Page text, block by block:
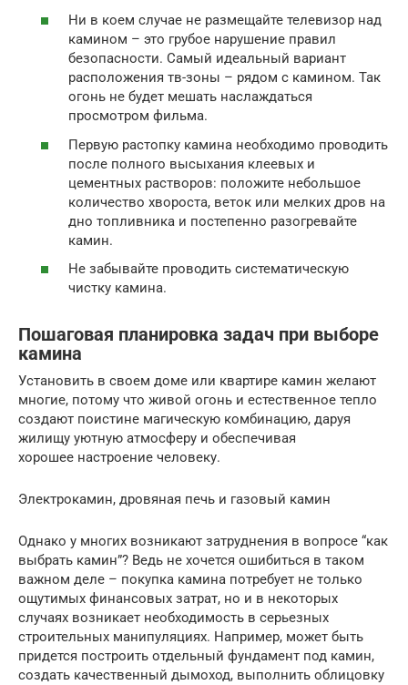
Ни в коем случае не размещайте телевизор над
камином – это грубое нарушение правил
безопасности. Самый идеальный вариант
расположения тв-зоны – рядом с камином. Так
огонь не будет мешать наслаждаться
просмотром фильма.
Первую растопку камина необходимо проводить
после полного высыхания клеевых и
цементных растворов: положите небольшое
количество хвороста, веток или мелких дров на
дно топливника и постепенно разогревайте
камин.
Не забывайте проводить систематическую
чистку камина.
Пошаговая планировка задач при выборе
камина
Установить в своем доме или квартире камин желают
многие, потому что живой огонь и естественное тепло
создают поистине магическую комбинацию, даруя
жилищу уютную атмосферу и обеспечивая
хорошее настроение человеку.
Электрокамин, дровяная печь и газовый камин
Однако у многих возникают затруднения в вопросе “как
выбрать камин”? Ведь не хочется ошибиться в таком
важном деле – покупка камина потребует не только
ощутимых финансовых затрат, но и в некоторых
случаях возникает необходимость в серьезных
строительных манипуляциях. Например, может быть
придется построить отдельный фундамент под камин,
создать качественный дымоход, выполнить облицовку